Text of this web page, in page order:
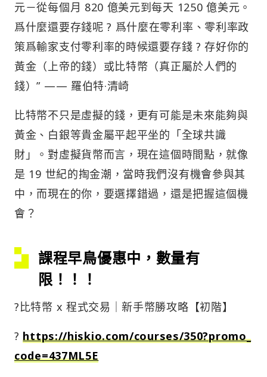
元－從每個月 820 億美元到每天 1250 億美元。
爲什麼還要存錢呢 ? 爲什麼在零利率、零利率政
策爲輸家支付零利率的時候還要存錢 ? 存好你的
黃金（上帝的錢）或比特幣（真正屬於人們的
錢）” —— 羅伯特·清崎
比特幣不只是虛擬的錢，更有可能是未來能夠與
黃金、白銀等貴金屬平起平坐的「全球共識
財」。對虛擬貨幣而言，現在這個時間點，就像
是 19 世紀的掏金潮，當時我們沒有機會參與其
中，而現在的你，要選擇錯過，還是把握這個機
會？
課程早鳥優惠中，數量有
限！！！
?比特幣 x 程式交易｜新手幣勝攻略【初階】
?https://hiskio.com/courses/350?promo_
code=437ML5E